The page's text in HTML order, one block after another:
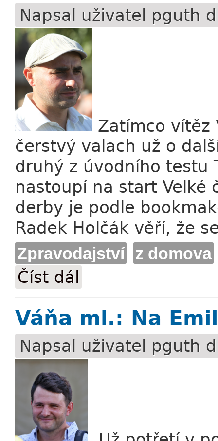
Napsal uživatel pguth
Zatímco vítěz
čerstvý valach už o
druhý z úvodního testu
nastoupí na start Velké
derby je podle
Radek Holčák věří, že
Zpravodajství z domova
Číst dál
Váňa ml.: Na
Napsal uživatel pguth